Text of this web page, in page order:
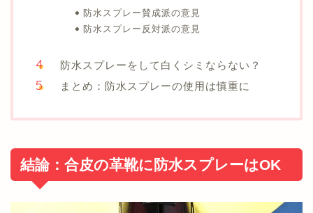
防水スプレー賛成派の意見
防水スプレー反対派の意見
防水スプレーをして白くシミならない？
まとめ：防水スプレーの使用は慎重に
結論：合皮の革靴に防水スプレーはOK